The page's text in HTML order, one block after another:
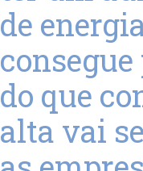
de
do que
alta vai